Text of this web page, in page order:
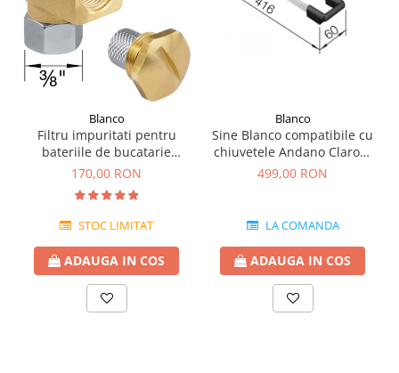
Blanco
Filtru impuritati pentru
bateriile de bucatarie
Blanco
170,00 RON
STOC LIMITAT
ADAUGA IN COS
Blanco
Sine Blanco compatibile cu
chiuvetele Andano Claron,
Flow, Pleon, Subline, Supra,
499,00 RON
LA COMANDA
ADAUGA IN COS